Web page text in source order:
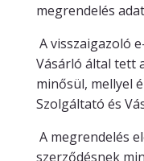
megrendelés
A visszaigazoló
Vásárló által tett
minősül, mellyel
Szolgáltató és
A megrendelés
szerződésnek